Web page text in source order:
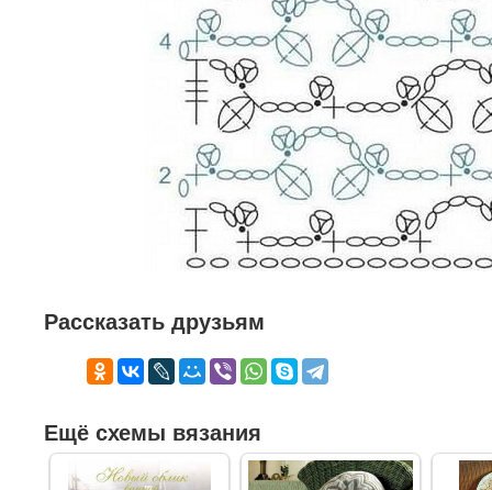
Рассказать друзьям
Ещё схемы вязания